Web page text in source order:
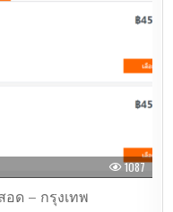
1087
อด – กรุงเทพ